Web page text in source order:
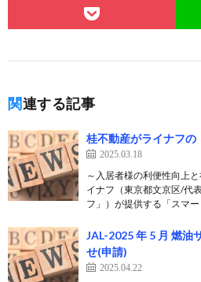
関連する記事
桂不動産がライナフの
2025.03.18
～入居者様の利便性向上
イナフ（東京都文京区/代
フ」）が提供する「スマ
JAL-2025 年 5 月 燃油
せ(申請)
2025.04.22